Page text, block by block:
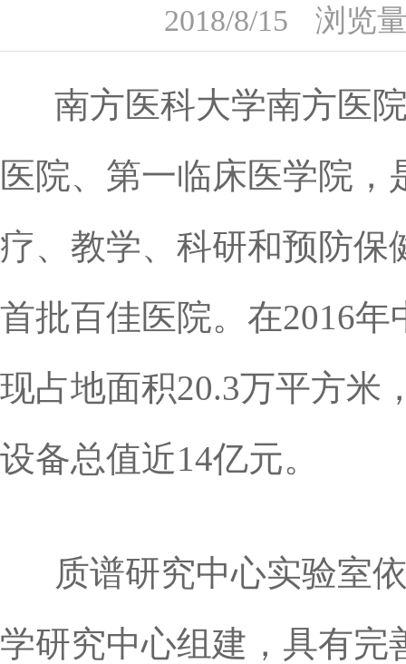
2018/8/15 浏览
南方医科大学南方医院
医院、第一临床医学院
疗、教学、科研和预防保
首批百佳医院。在2016
现占地面积20.3万平方米
设备总值近14亿元。
质谱研究中心实验室依
学研究中心组建，具有完